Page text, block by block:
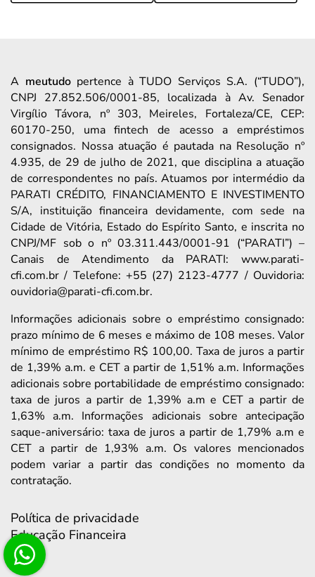
A meutudopertence à TUDO Serviços S.A. (“TUDO”),
CNPJ 27.852.506/0001-85, localizada à Av. Senador
Virgílio Távora, nº 303, Meireles, Fortaleza/CE, CEP:
60170-250, uma fintech de acesso a empréstimos
consignados. Nossa atuação é pautada na Resolução nº
4.935, de 29 de julho de 2021, que disciplina a atuação
de correspondentes no país. Atuamos por intermédio da
PARATI CRÉDITO, FINANCIAMENTO E INVESTIMENTO
S/A, instituição financeira devidamente, com sede na
Cidade de Vitória, Estado do Espírito Santo, e inscrita no
CNPJ/MF sob o nº 03.311.443/0001-91 (“PARATI”) –
Canais de Atendimento da PARATI: www.parati-
cfi.com.br / Telefone: +55 (27) 2123-4777 / Ouvidoria:
ouvidoria@parati-cfi.com.br.
Informações adicionais sobre o empréstimo consignado:
prazo mínimo de 6 meses e máximo de 108 meses. Valor
mínimo de empréstimo R$ 100,00. Taxa de juros a partir
de 1,39% a.m. e CET a partir de 1,51% a.m. Informações
adicionais sobre portabilidade de empréstimo consignado:
taxa de juros a partir de 1,39% a.m e CET a partir de
1,63% a.m. Informações adicionais sobre antecipação
saque-aniversário: taxa de juros a partir de 1,79% a.m e
CET a partir de 1,93% a.m. Os valores mencionados
podem variar a partir das condições no momento da
contratação.
Política de privacidade
Educação Financeira